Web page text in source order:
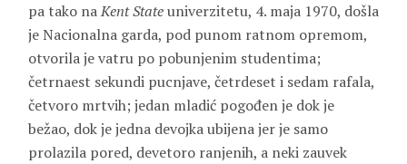
pa tako naKent Stateuniverzitetu, 4. maja 1970, došla
je Nacionalna garda, pod punom ratnom opremom,
otvorila je vatru po pobunjenim studentima;
četrnaest sekundi pucnjave, četrdeset i sedam rafala,
četvoro mrtvih; jedan mladić pogođen je dok je
bežao, dok je jedna devojka ubijena jer je samo
prolazila pored, devetoro ranjenih, a neki zauvek